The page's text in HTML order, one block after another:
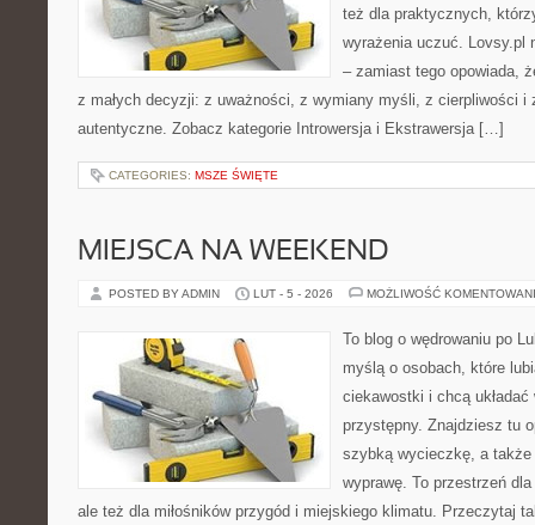
też dla praktycznych,
wyrażenia uczuć. Lovsy.pl
– zamiast tego opowiada,
z małych decyzji: z uważności, z wymiany myśli, z cierpliwości i
autentyczne. Zobacz kategorie Introwersja i Ekstrawersja […]
CATEGORIES: MSZE ŚWIĘTE
MIEJSCA NA WEEKEND
POSTED BY ADMIN LUT - 5 - 2026 MOŻLIWOŚĆ
To blog o wędrowaniu po
myślą o osobach, które
ciekawostki i chcą
przystępny. Znajdziesz tu
szybką wycieczkę, a także
wyprawę. To przestrzeń
ale też dla miłośników przygód i miejskiego klimatu. Przeczytaj